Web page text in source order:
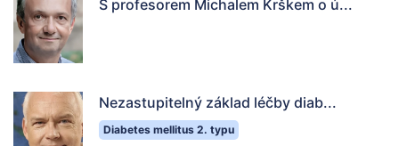
S profesorem Michalem Krškem o ú...
Nezastupitelný základ léčby diab...
Diabetes mellitus 2. typu